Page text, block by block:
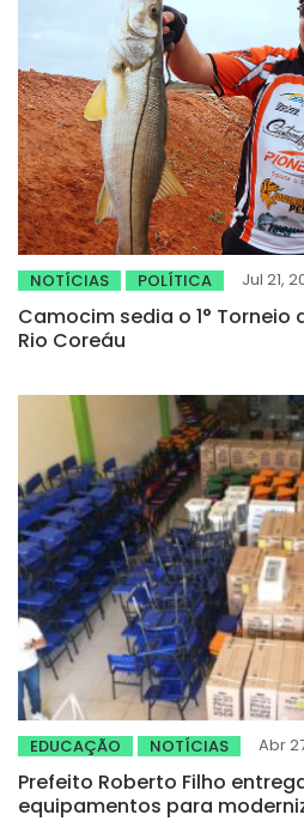
NOTÍCIAS POLÍTICA Jul 21,
Camocim sedia o 1° Torneio
Rio Coreáu
EDUCAÇÃO NOTÍCIAS Abr
Prefeito Roberto Filho
equipamentos para